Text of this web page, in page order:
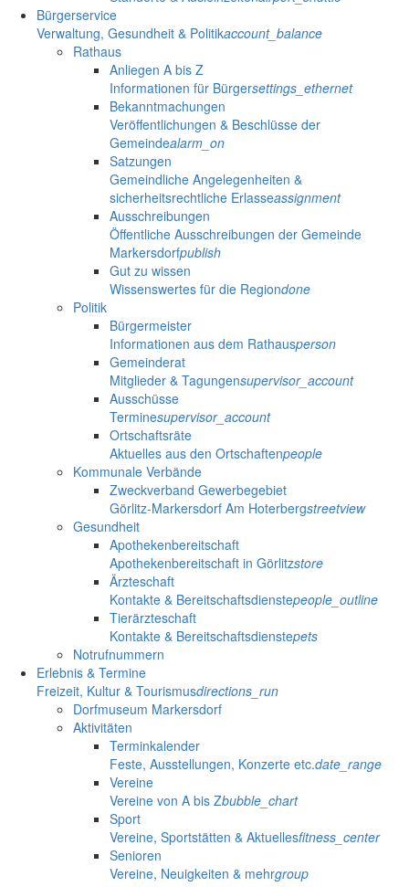
Bürgerservice
Verwaltung, Gesundheit & Politikaccount_balance
Rathaus
Anliegen A bis Z
Informationen für Bürgersettings_ethernet
Bekanntmachungen
Veröffentlichungen & Beschlüsse der
Gemeindealarm_on
Satzungen
Gemeindliche Angelegenheiten &
sicherheitsrechtliche Erlasseassignment
Ausschreibungen
Öffentliche Ausschreibungen der Gemeinde
Markersdorfpublish
Gut zu wissen
Wissenswertes für die Regiondone
Politik
Bürgermeister
Informationen aus dem Rathausperson
Gemeinderat
Mitglieder & Tagungensupervisor_account
Ausschüsse
Terminesupervisor_account
Ortschaftsräte
Aktuelles aus den Ortschaftenpeople
Kommunale Verbände
Zweckverband Gewerbegebiet
Görlitz-Markersdorf Am Hoterbergstreetview
Gesundheit
Apothekenbereitschaft
Apothekenbereitschaft in Görlitzstore
Ärzteschaft
Kontakte & Bereitschaftsdienstepeople_outline
Tierärzteschaft
Kontakte & Bereitschaftsdienstepets
Notrufnummern
Erlebnis & Termine
Freizeit, Kultur & Tourismusdirections_run
Dorfmuseum Markersdorf
Aktivitäten
Terminkalender
Feste, Ausstellungen, Konzerte etc.date_range
Vereine
Vereine von A bis Zbubble_chart
Sport
Vereine, Sportstätten & Aktuellesfitness_center
Senioren
Vereine, Neuigkeiten & mehrgroup